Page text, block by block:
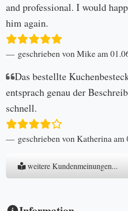
and professional. I would
him again.
geschrieben von Mike am
Das bestellte
entsprach genau der
schnell.
geschrieben von Katherina am
weitere Kundenmeinungen...